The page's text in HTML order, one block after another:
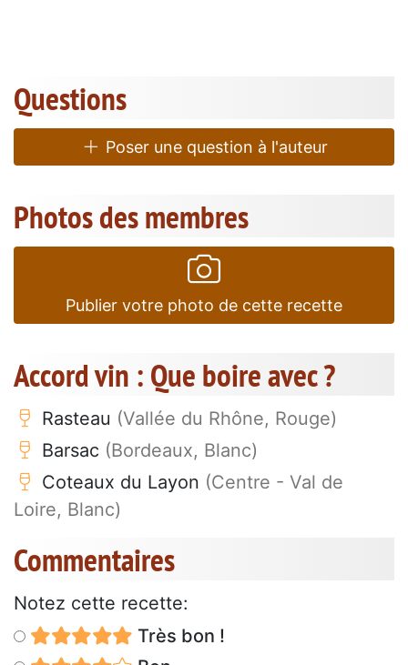
Questions
Poser une question à l'auteur
Photos des membres
Publier votre photo de cette recette
Accord vin : Que boire avec ?
Rasteau (Vallée du Rhône, Rouge)
Barsac (Bordeaux, Blanc)
Coteaux du Layon (Centre - Val de
Loire, Blanc)
Commentaires
Notez cette recette:
Très bon !